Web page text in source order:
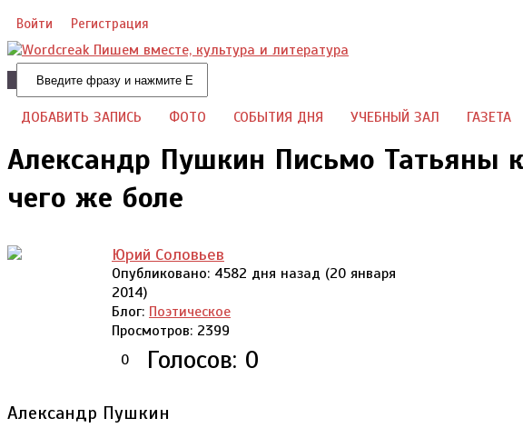
Войти Регистрация
ДОБАВИТЬ ЗАПИСЬ
Добавить видео
Добавить фото ФОТО СОБЫТИЯ ДНЯ УЧЕБНЫЙ ЗАЛ ГАЗЕТА
Александр Пушкин Письмо Татьяны
чего же боле
Юрий Соловьев
Опубликовано: 4582 дня назад (20 января
2014)
Блог: Поэтическое
Просмотров: 2399
0
Голосов: 0
Александр Пушкин